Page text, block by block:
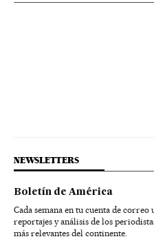
NEWSLETTERS
Boletín de América
Cada semana en tu cuenta de correo
reportajes y análisis de los
más relevantes del continente.